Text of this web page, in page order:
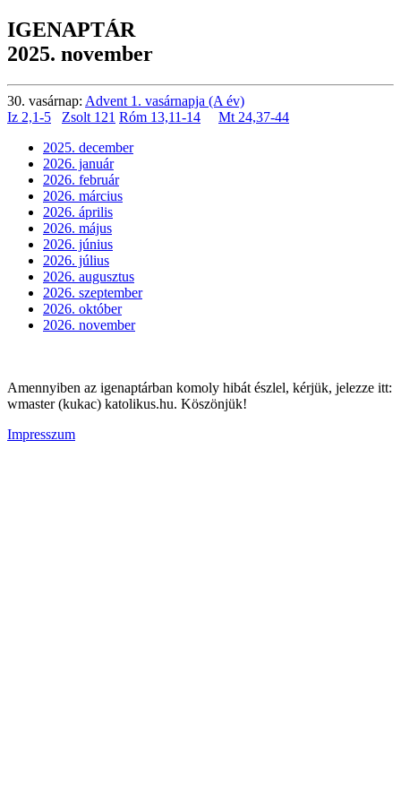
IGENAPTÁR
2025. november
30. vasárnap: Advent 1. vasárnapja (A év)
Iz 2,1-5
Zsolt 121 Róm 13,11-14
Mt 24,37-44
2025. december
2026. január
2026. február
2026. március
2026. április
2026. május
2026. június
2026. július
2026. augusztus
2026. szeptember
2026. október
2026. november
Amennyiben az igenaptárban komoly hibát észlel, kérjük, jelezze itt:
wmaster (kukac) katolikus.hu. Köszönjük!
Impresszum